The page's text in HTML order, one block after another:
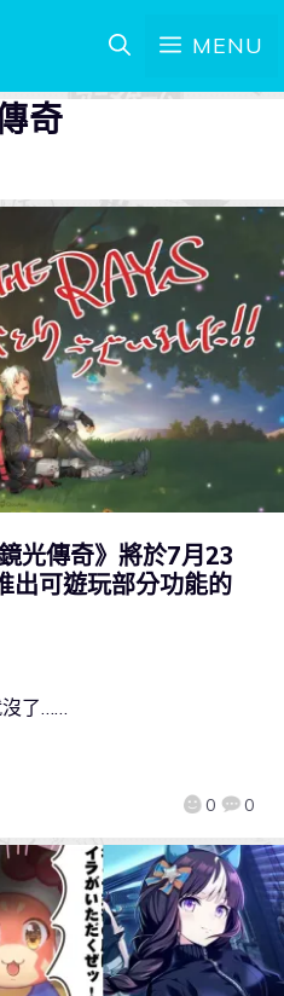
MENU
奇
光傳奇》將於7月23
可遊玩部分功能的
0 0
沒了……